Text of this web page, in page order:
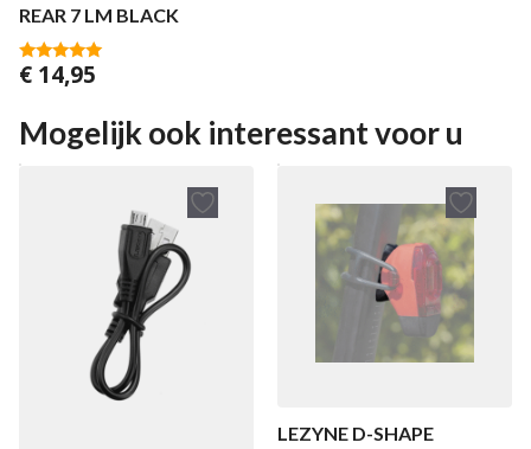
REAR 7 LM BLACK
5.00
€ 14,95
Mogelijk ook interessant voor u
LEZYNE D-SHAPE